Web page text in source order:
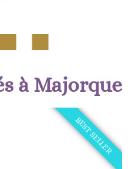
à Majorque
BEST SELLER